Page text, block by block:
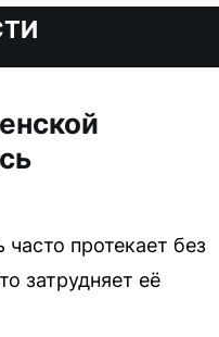
протекает без
затрудняет её